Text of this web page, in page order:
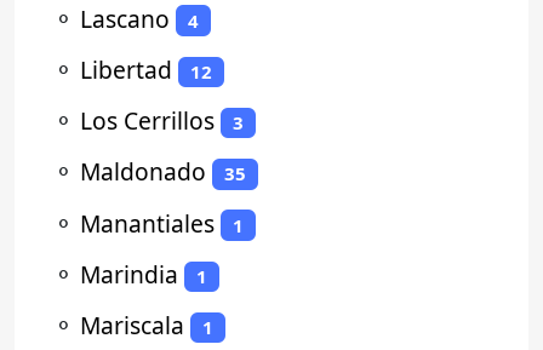
⚬ Lascano 4
⚬ Libertad 12
⚬ Los Cerrillos 3
⚬ Maldonado 35
⚬ Manantiales 1
⚬ Marindia 1
⚬ Mariscala 1